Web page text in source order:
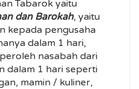
Tabarok yaitu
dan Barokah, yaitu
kepada pengusaha
dalam 1 hari,
nasabah dari
dalam 1 hari seperti
mamin / kuliner,